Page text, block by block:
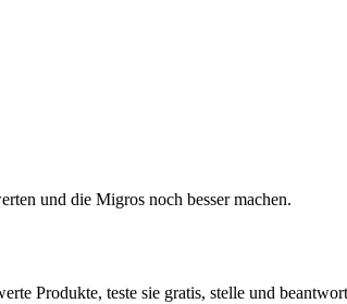
und die Migros noch besser machen.
Produkte, teste sie gratis, stelle und